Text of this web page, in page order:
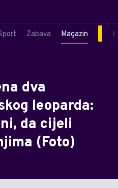
Zabava Magazin
dva
leoparda:
da cijeli
(Foto)